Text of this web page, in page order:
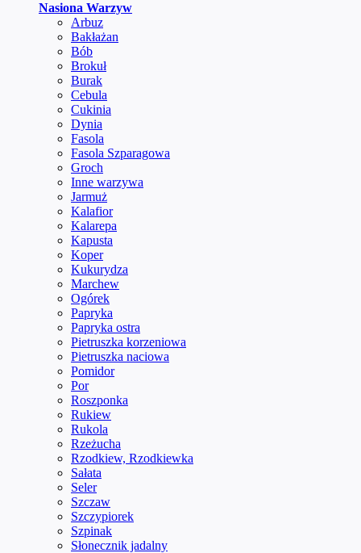
Nasiona Warzyw
Arbuz
Bakłażan
Bób
Brokuł
Burak
Cebula
Cukinia
Dynia
Fasola
Fasola Szparagowa
Groch
Inne warzywa
Jarmuż
Kalafior
Kalarepa
Kapusta
Koper
Kukurydza
Marchew
Ogórek
Papryka
Papryka ostra
Pietruszka korzeniowa
Pietruszka naciowa
Pomidor
Por
Roszponka
Rukiew
Rukola
Rzeżucha
Rzodkiew, Rzodkiewka
Sałata
Seler
Szczaw
Szczypiorek
Szpinak
Słonecznik jadalny